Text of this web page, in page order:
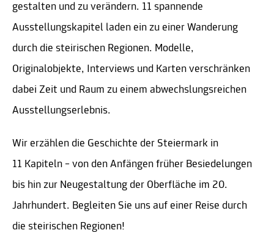
gestalten und zu verändern. 11 spannende
Ausstellungskapitel laden ein zu einer Wanderung
durch die steirischen Regionen. Modelle,
Originalobjekte, Interviews und Karten verschränken
dabei Zeit und Raum zu einem abwechslungsreichen
Ausstellungserlebnis.
Wir erzählen die Geschichte der Steiermark in
11 Kapiteln – von den Anfängen früher Besiedelungen
bis hin zur Neugestaltung der Oberfläche im 20.
Jahrhundert. Begleiten Sie uns auf einer Reise durch
die steirischen Regionen!